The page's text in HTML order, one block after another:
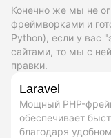
Конечно же мы не
фреймворками и
Python), если у вас
сайтами, то мы с
правки.
Laravel
Мощный PHP-
обеспечивает
благодаря